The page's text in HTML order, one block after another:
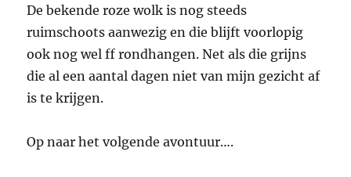
De bekende roze wolk is nog steeds
ruimschoots aanwezig en die blijft voorlopig
ook nog wel ff rondhangen. Net als die grijns
die al een aantal dagen niet van mijn gezicht af
is te krijgen.
Op naar het volgende avontuur….